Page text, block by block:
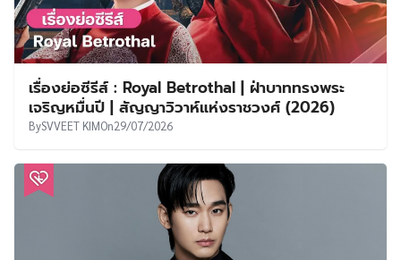
เรื่องย่อซีรีส์ : Royal Betrothal | ฝ่าบาททรงพระ
เจริญหมื่นปี | สัญญาวิวาห์แห่งราชวงศ์ (2026)
BySVVEET KIMOn29/07/2026